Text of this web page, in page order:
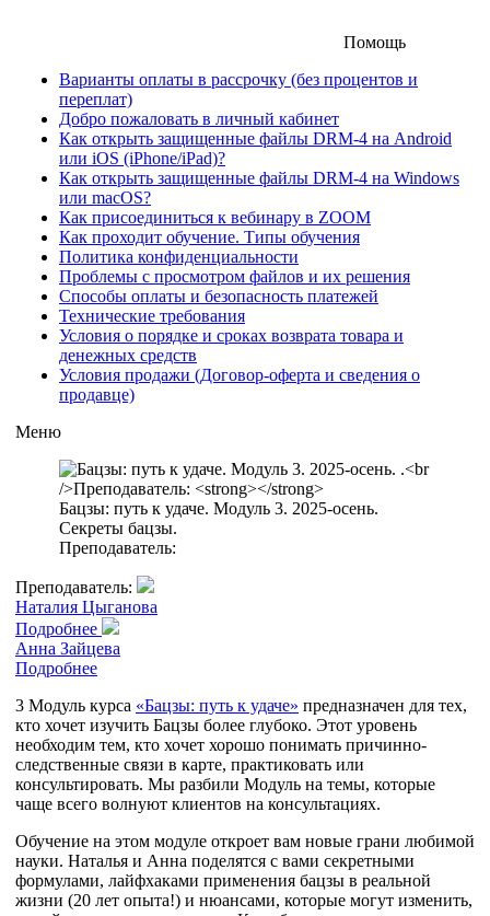
Помощь
Варианты оплаты в рассрочку (без процентов и
переплат)
Добро пожаловать в личный кабинет
Как открыть защищенные файлы DRM-4 на Android
или iOS (iPhone/iPad)?
Как открыть защищенные файлы DRM-4 на Windows
или macOS?
Как присоединиться к вебинару в ZOOM
Как проходит обучение. Типы обучения
Политика конфиденциальности
Проблемы с просмотром файлов и их решения
Способы оплаты и безопасность платежей
Технические требования
Условия о порядке и сроках возврата товара и
денежных средств
Условия продажи (Договор-оферта и сведения о
продавце)
Меню
Бацзы: путь к удаче. Модуль 3. 2025-осень.
Секреты бацзы.
Преподаватель:
Преподаватель:
Наталия Цыганова
Подробнее
Анна Зайцева
Подробнее
3 Модуль курса «Бацзы: путь к удаче» предназначен для тех,
кто хочет изучить Бацзы более глубоко. Этот уровень
необходим тем, кто хочет хорошо понимать причинно-
следственные связи в карте, практиковать или
консультировать. Мы разбили Модуль на темы, которые
чаще всего волнуют клиентов на консультациях.
Обучение на этом модуле откроет вам новые грани любимой
науки. Наталья и Анна поделятся с вами секретными
формулами, лайфхаками применения бацзы в реальной
жизни (20 лет опыта!) и нюансами, которые могут изменить,